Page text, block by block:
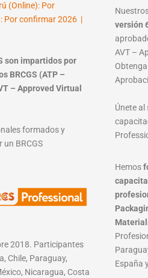
(Online): Por
Por confirmar 2026 |
son impartidos por
BRCGS (ATP –
– Approved Virtual
formados y
un BRCGS
2018. Participantes
Chile, Paraguay,
Nicaragua, Costa
versión
AVT –
Únete
Hemos
España